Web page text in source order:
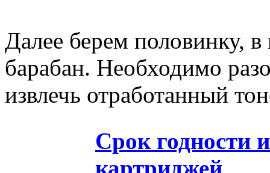
Далее берем половинку,
барабан. Необходимо
извлечь отработанный
Срок годности
картриджей